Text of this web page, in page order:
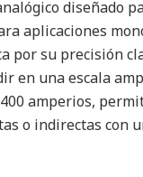
diseñado
aplicaciones
por su precisión
en una escala
amperios,
o indirectas con